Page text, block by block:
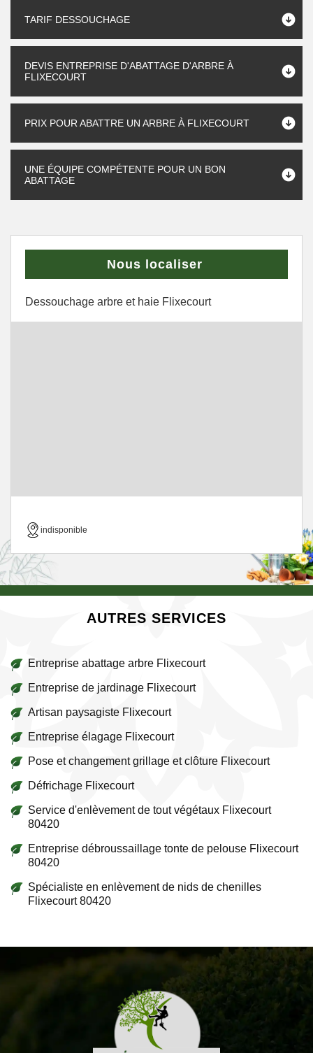
TARIF DESSOUCHAGE
DEVIS ENTREPRISE D'ABATTAGE D'ARBRE À
FLIXECOURT
PRIX POUR ABATTRE UN ARBRE À FLIXECOURT
UNE ÉQUIPE COMPÉTENTE POUR UN BON
ABATTAGE
Nous localiser
Dessouchage arbre et haie Flixecourt
indisponible
AUTRES SERVICES
Entreprise abattage arbre Flixecourt
Entreprise de jardinage Flixecourt
Artisan paysagiste Flixecourt
Entreprise élagage Flixecourt
Pose et changement grillage et clôture Flixecourt
Défrichage Flixecourt
Service d'enlèvement de tout végétaux Flixecourt
80420
Entreprise débroussaillage tonte de pelouse Flixecourt
80420
Spécialiste en enlèvement de nids de chenilles
Flixecourt 80420